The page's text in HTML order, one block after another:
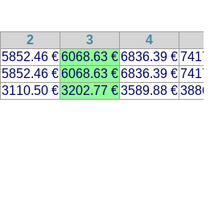
2 3 4
5852.46 €6068.63 €6836.39 €
5852.46 €6068.63 €6836.39 €
3110.50 €3202.77 €3589.88 €